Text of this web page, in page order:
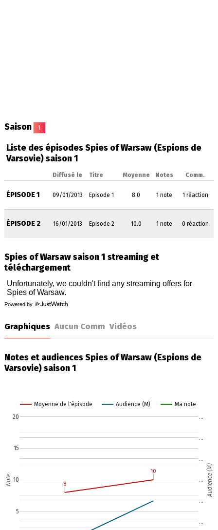
Saison 1
Liste des épisodes Spies of Warsaw (Espions de
Varsovie) saison 1
Diffusé le Titre Moyenne Notes Comm.
ÉPISODE 1 09/01/2013 Episode 1 8.0 1 note 1 réaction
ÉPISODE 2 16/01/2013 Episode 2 10.0 1 note 0 réaction
Spies of Warsaw saison 1 streaming et
téléchargement
Powered by
Graphiques Aucun Comm Vidéos
Notes et audiences Spies of Warsaw (Espions de
Varsovie) saison 1
Moyenne de l'épisode Audience (M) Ma note
5
10
15
20
…
…
…
…
…
…
8
8
10
10
Note Audience (M)